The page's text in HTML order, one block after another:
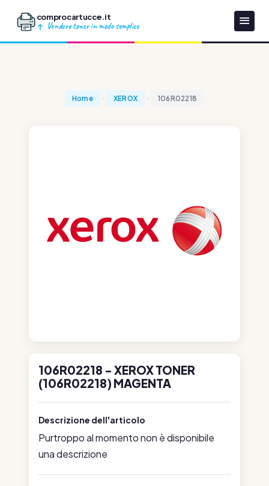
comprocartucce.it
Vendere toner in modo semplice
Home XEROX 106R02218
106R02218 - XEROX TONER
(106R02218) MAGENTA
Descrizione dell'articolo
Purtroppo al momento non è disponibile
una descrizione